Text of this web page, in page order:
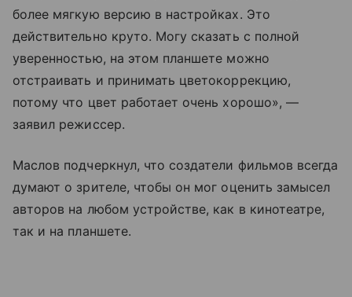
более мягкую версию в настройках. Это
действительно круто. Могу сказать с полной
уверенностью, на этом планшете можно
отстраивать и принимать цветокоррекцию,
потому что цвет работает очень хорошо», —
заявил режиссер.
Маслов подчеркнул, что создатели фильмов всегда
думают о зрителе, чтобы он мог оценить замысел
авторов на любом устройстве, как в кинотеатре,
так и на планшете.